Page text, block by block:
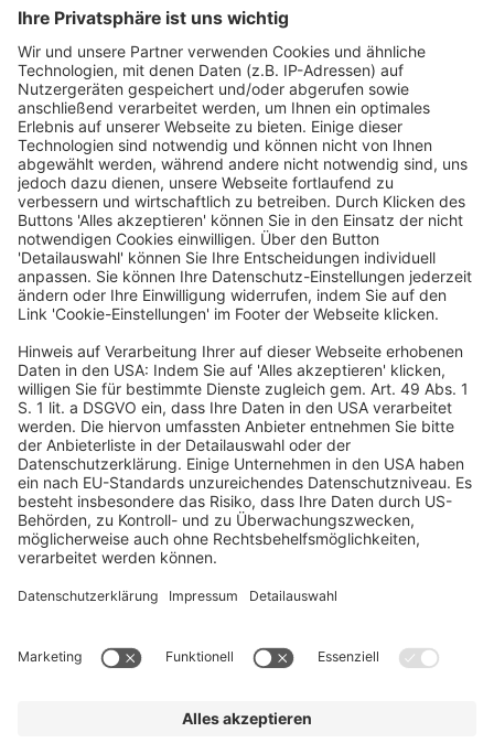
spiegelt sein Engagement für ökologische
Nachhaltigkeit und innovative
Kundenbetreuung wider. Entdecken Sie, wie
er die Grenzen der Gäste-Fitness-
Experience erweitert und neu definiert.
Deutscher Hotelkongress
19./20. April 2027
Kap Europa
Frankfurt